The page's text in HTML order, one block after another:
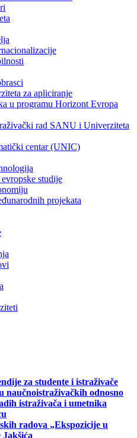
za apliciranje
u programu Horizont Evropa
rad SANU i Univerziteta
centar (UNIC)
studije
projekata
za studente i istraživače
odnosno
istraživača i umetnika
radova „Ekspozicije u